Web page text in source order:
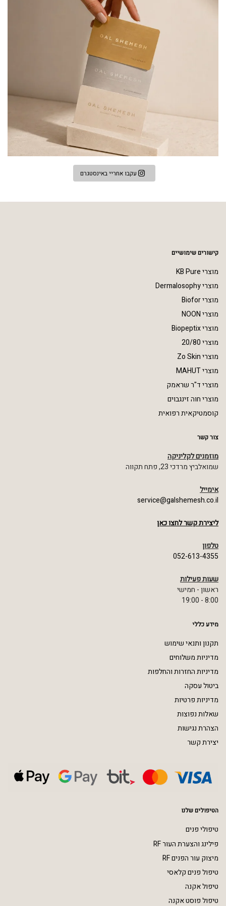
עקבו אחריי באינסטגרם
קישורים שימושיים
מוצרי KB Pure
מוצרי Dermalosophy
מוצרי Biofor
מוצרי NOON
מוצרי Biopeptix
מוצרי 20/80
מוצרי Zo Skin
מוצרי MAHUT
מוצרי ד"ר שראמק
מוצרי חוה זינגבוים
קוסמטיקאית רפואית
צור קשר
מוזמנים לקליניקה
שמואלביץ מרדכי 23, פתח תקווה
אימייל
service@galshemesh.co.il
ליצירת קשר לחצו כאן
טלפון
052-613-4355
שעות פעילות
ראשון - חמישי
8:00 - 19:00
מידע כללי
תקנון ותנאי שימוש
מדיניות משלוחים
מדיניות החזרות והחלפות
ביטול עסקה
מדיניות פרטיות
שאלות נפוצות
הצהרת נגישות
יצירת קשר
הטיפולים שלנו
טיפולי פנים
פילינג והצערת העור RF
מיצוק עור הפנים RF
טיפול פנים קלאסי
טיפול אקנה
טיפול פוסט אקנה